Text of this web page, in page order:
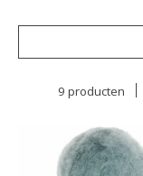
9 producten